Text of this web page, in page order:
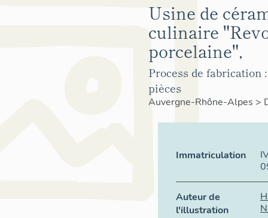
Usine de
culinaire
porcelaine",
Process de fabrication
pièces
Auvergne-Rhône-Alpes >
Immatriculation
Auteur de
l'illustration